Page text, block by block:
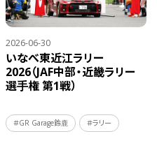
2026-06-30
いなべ東近江ラリー
2026（JAF中部・近畿ラリー
選手権 第1戦）
＃GR Garage鈴鹿 ＃ラリー